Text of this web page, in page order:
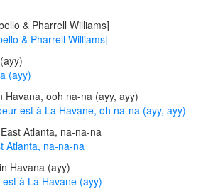
& Pharrell Williams]
& Pharrell Williams]
(ayy)
Havana, ooh na-na (ayy, ayy)
est à La Havane, oh na-na (ayy, ayy)
Atlanta, na-na-na
Atlanta, na-na-na
Havana (ayy)
à La Havane (ayy)